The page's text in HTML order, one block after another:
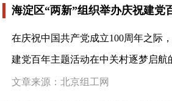
海淀区“两新”组织举办庆祝建党
在庆祝中国共产党成立100周年之际
建党百年主题活动在中关村逐梦启
文章来源：北京组工网